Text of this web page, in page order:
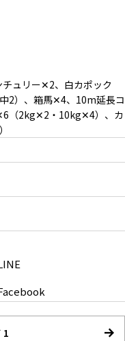
ュリー✕2、白カポック
2）、箱馬✕4、10m延長コ
（2kg✕2・10kg✕4）、カ
1